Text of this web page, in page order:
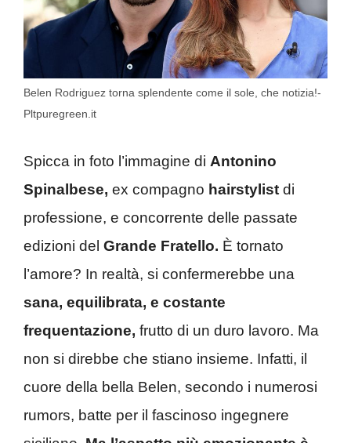
Belen Rodriguez torna splendente come il sole, che notizia!-
Pltpuregreen.it
Spicca in foto l’immagine di Antonino
Spinalbese, ex compagno hairstylist di
professione, e concorrente delle passate
edizioni del Grande Fratello. È tornato
l’amore? In realtà, si confermerebbe una
sana, equilibrata, e costante
frequentazione, frutto di un duro lavoro. Ma
non si direbbe che stiano insieme. Infatti, il
cuore della bella Belen, secondo i numerosi
rumors, batte per il fascinoso ingegnere